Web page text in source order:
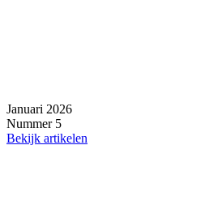
Januari 2026
Nummer 5
Bekijk artikelen